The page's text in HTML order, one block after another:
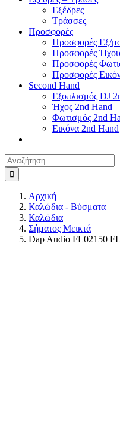
Εξέδρες
Τράσσες
Προσφορές
Προσφορές Εξ/
Προσφορές Ήχου
Προσφορές
Προσφορές
Second Hand
Εξοπλισμός DJ
Ήχος 2nd Hand
Φωτισμός 2nd
Εικόνα 2nd Hand
Αναζήτηση
για:
Αρχική
Καλώδια - Βύσματα
Καλώδια
Σήματος Μεικτά
Dap Audio FL02150